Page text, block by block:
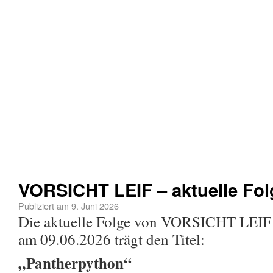
VORSICHT LEIF – aktuelle
Publiziert am 9. Juni 2026
Die aktuelle Folge von VORSICHT
am 09.06.2026 trägt den Titel:
„Pantherpython“